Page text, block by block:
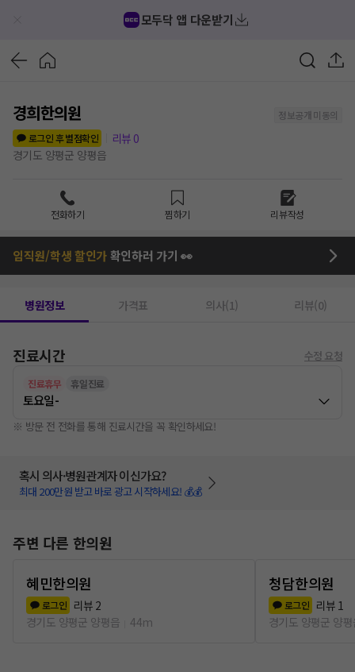
모두닥 앱 다운받기
경희한의원
정보공개 미동의
로그인 후 별점확인
리뷰 0
경기도 양평군 양평읍
전화하기 찜하기 리뷰작성
임직원/학생 할인가확인하러 가기 👀
병원정보 가격표 의사(1) 리뷰(0)
진료시간 수정 요청
진료휴무 휴일진료
토요일-
※ 방문 전 전화를 통해 진료시간을 꼭 확인하세요!
혹시 의사·병원관계자 이신가요?
최대 200만원 받고 바로 광고 시작하세요! 💰💰
주변 다른 한의원
혜민한의원
로그인 리뷰 2
경기도 양평군 양평읍
44m
청담한의원
로그인 리뷰 1
경기도 양평군 양